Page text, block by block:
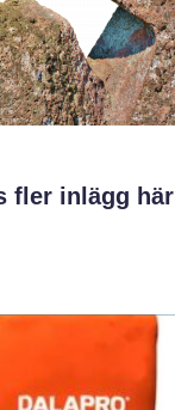
fler inlägg här